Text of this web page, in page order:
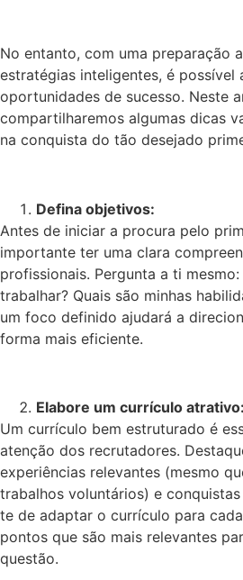
No entanto, com uma preparação
estratégias inteligentes, é possível
oportunidades de sucesso. Neste
compartilharemos algumas dicas
na conquista do tão desejado
Defina objetivos:
Antes de iniciar a procura pelo
importante ter uma clara
profissionais. Pergunta a ti
trabalhar? Quais são minhas
um foco definido ajudará a
forma mais eficiente.
Elabore um currículo atrativo:
Um currículo bem estruturado é
atenção dos recrutadores.
experiências relevantes (mesmo
trabalhos voluntários) e
te de adaptar o currículo para
pontos que são mais relevantes
questão.